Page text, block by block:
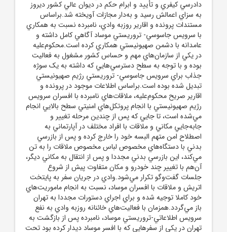
دادرسي کيفري و تأييد و ابرام حکم در ديوان عالي کشور ديروز
به سزاي اعمالش رسيد و به‌دار مجازات آويخته شد.براساس
مستندات پرونده و اقارير روزبه وادي، نامبرده نسبت به همکاري
با سرويس جاسوسي- تروريستي موساد آگاهي کامل داشته و
عامدانه با دشمن صهيونيستي همکاري کرده است.محکوم‌عليه
در يکي از سازمان‌هاي مهم و حساس کشور مشغول به فعاليت
بوده و با توجه به سطح دسترسي‌هايي که داشته به يک سوژه
جذاب براي سرويس جاسوسي- تروريستي رژيم صهيونيستي
تبديل شده بوده است.براساس اطلاعات موجود در پرونده و
اقارير صريح محکوم‌عليه، ملاقات‌هاي نامبرده با افسران سرويس
رژيم صهيونيستي با انجام پروتکل‌هاي امنيتي سطح بالايي انجام
مي‌شده است، تا جايي که پس از چندين مرحله تغيير و
جابه‌جايي مکاني و ملاقات با افراد مختلف در آپارتماني به
اصطلاح امن متهم البسه خود را خارج کرده و پس از بازرسي
بدني با دستگاه‌هاي مخصوص لباس مخصوص ملاقات را به تن
مي‌کند، اين بازرسي بدني مجددا و پس از انتقال به مکاني ديگر،
آن‌هم با تغيير چند خودرو و مکان متفاوت پيش از شروع
جلسات گفت‌و‌گو تکرار مي‌شود.وادي در جريان سفر به پايتخت
اتريش و ملاقات با افسران موساد، نسبت به انجام ماموريت‌هاي
خود کاملا توجيه شده و براي اجراي دستورات مجددا به تهران
باز مي‌گردد.همزمان با فعاليت‌هاي خائنانه روزبه وادي به نفع
سرويس اطلاعاتي-تروريستي موساد، نامبرده پس از بازگشت به
تهران در يکي از سفر‌هايي که با افسر موساد ديدار کرده بود تحت